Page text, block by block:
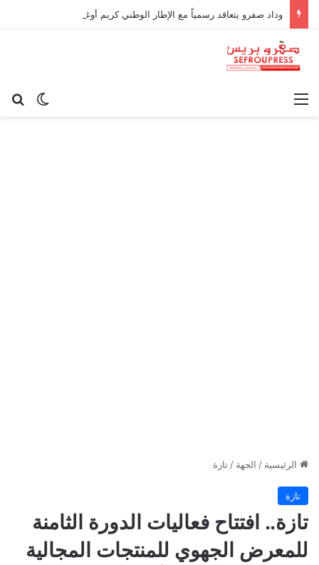
الوضع القائمة
الرئيسية / الجهة / تازة
تازة
تازة.. افتتاح فعاليات الدورة الثامنة
للمعرض الجهوي للمنتجات المجالية